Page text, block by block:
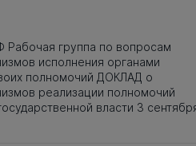
Рабочая группа по вопросам
исполнения органами
полномочий ДОКЛАД о
реализации полномочий
власти 3